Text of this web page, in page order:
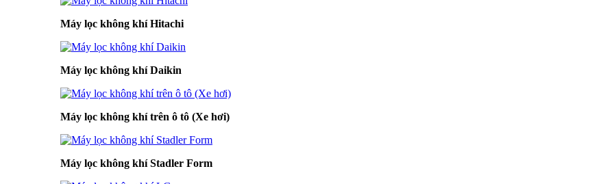
Máy lọc không khí Hitachi
Máy lọc không khí Daikin
Máy lọc không khí trên ô tô (Xe hơi)
Máy lọc không khí Stadler Form